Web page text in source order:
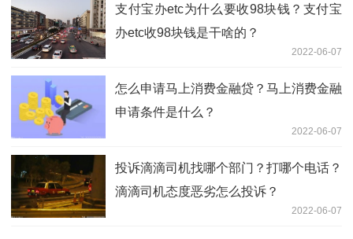
支付宝办etc为什么要收98块钱？支付宝
办etc收98块钱是干啥的？
2022-06-07
怎么申请马上消费金融贷？马上消费金融
申请条件是什么？
2022-06-07
投诉滴滴司机找哪个部门？打哪个电话？
滴滴司机态度恶劣怎么投诉？
2022-06-07